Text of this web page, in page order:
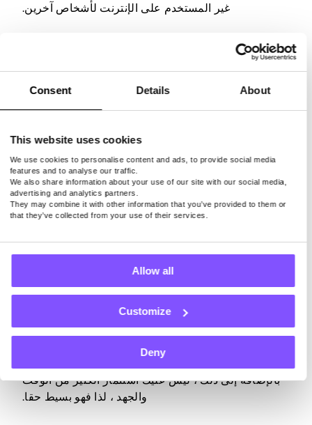
Consent Details About
This website uses cookies
We use cookies to personalise content and ads, to provide social media
features and to analyse our traffic.
We also share information about your use of our site with our social media,
advertising and analytics partners.
They may combine it with other information that you’ve provided to them or
that they’ve collected from your use of their services.
Allow all
Customize
Deny
غير المستخدم على الإنترنت لأشخاص آخرين.
كل ما عليك فعله هو تثبيت تطبيق مناسب على جهاز
متصل بالإنترنت ، وإنشاء حساب ، وستقوم الشركة التي
تقف وراءه بالباقي. سيقومون بتأجير النطاق الترددي
الخاص بك للآخرين والسماح لهم باستخدامه من خلال
عنوان IP الخاص بك لأنشطة التصفح الخاصة بهم. لذلك كل
فقط ضع في اعتبارك أنه فقط باستخدام تطبيق جدير
بالثقة يشارك اتصالك بالإنترنت بشكل آمن ، يمكنك تحويل
النطاق الترددي غير المستخدم إلى نقود دون القلق بشأن
خصوصيتك أو أمانك.
المشاركة في الاستطلاعات المدفوعة
هناك طريقة أخرى سهلة لكسب المال عبر الإنترنت وهي
إكمال الاستطلاعات المدفوعة. على الرغم من أن
المدفوعات لن تجعلك ثريا ، إلا أنها ستوفر لك دفعة مالية
بالإضافة إلى ذلك ، ليس عليك استثمار الكثير من الوقت
والجهد ، لذا فهو بسيط حقا.